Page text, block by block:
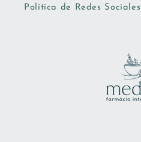
Política de Redes Sociales